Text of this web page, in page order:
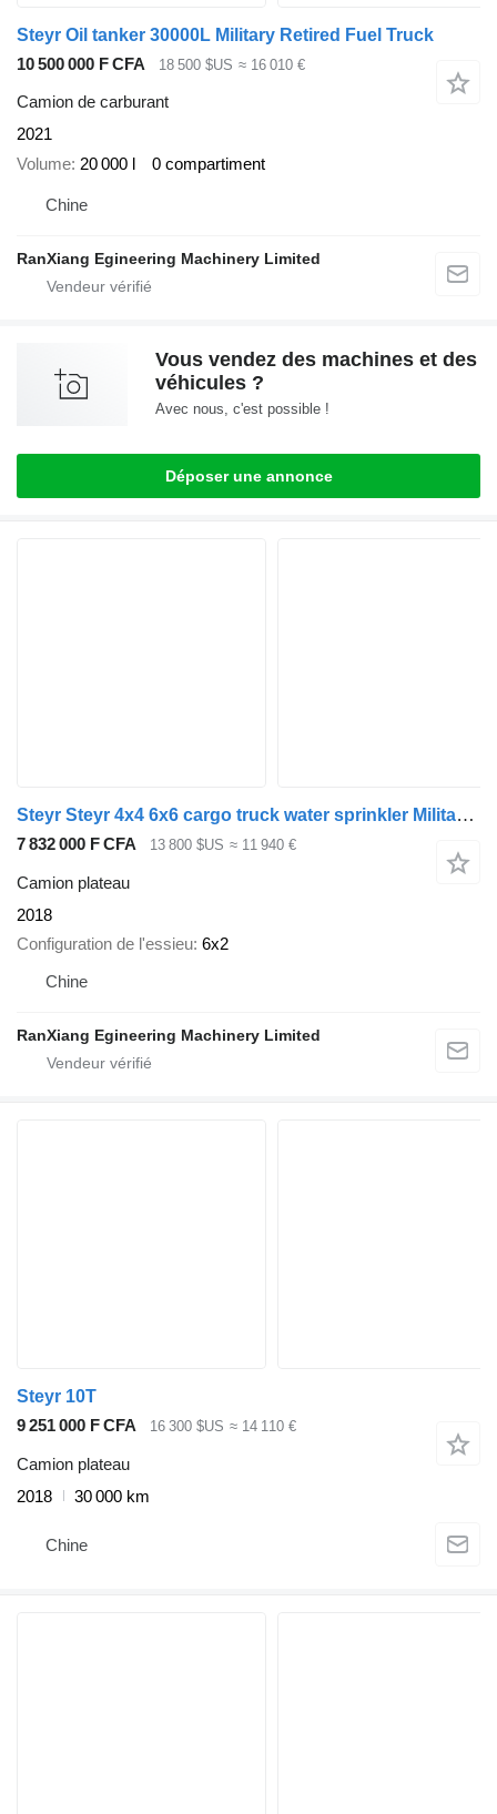
Steyr Oil tanker 30000L Military Retired Fuel Truck
10 500 000 F CFA
18 500 $US ≈ 16 010 €
Camion de carburant
2021
Volume 20 000 l 0 compartiment
Chine
RanXiang Egineering Machinery Limited
Vous vendez des machines et des
véhicules ?
Avec nous, c'est possible !
Déposer une annonce
Steyr Steyr 4x4 6x6 cargo truck water sprinkler Military retired Veh
7 832 000 F CFA 13 800 $US ≈ 11 940 €
Camion plateau
2018
Configuration de l'essieu 6x2
Chine
RanXiang Egineering Machinery Limited
Steyr 10T
9 251 000 F CFA
16 300 $US ≈ 14 110 €
Camion plateau
2018
30 000 km
Chine